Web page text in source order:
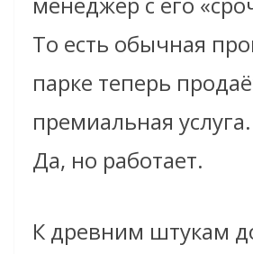
То есть обычная
парке теперь
премиальная
Да, но работает.
К древним штукам